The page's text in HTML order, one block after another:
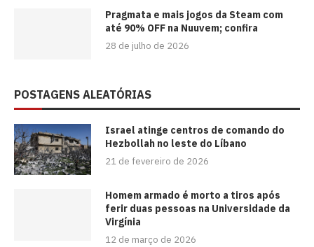
Pragmata e mais jogos da Steam com
até 90% OFF na Nuuvem; confira
28 de julho de 2026
POSTAGENS ALEATÓRIAS
Israel atinge centros de comando do
Hezbollah no leste do Líbano
21 de fevereiro de 2026
Homem armado é morto a tiros após
ferir duas pessoas na Universidade da
Virgínia
12 de março de 2026